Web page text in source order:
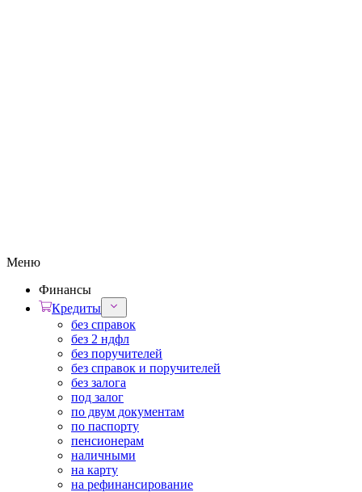
Меню
Финансы
Кредиты
без справок
без 2 ндфл
без поручителей
без справок и поручителей
без залога
под залог
по двум документам
по паспорту
пенсионерам
наличными
на карту
на рефинансирование